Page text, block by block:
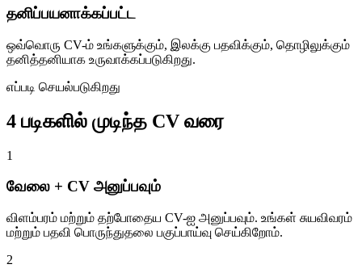
தனிப்பயனாக்கப்பட்ட
ஒவ்வொரு CV-ம் உங்களுக்கும், இலக்கு பதவிக்கும், தொழிலுக்கும்
தனித்தனியாக உருவாக்கப்படுகிறது.
எப்படி செயல்படுகிறது
4 படிகளில் முடிந்த CV வரை
1
வேலை + CV அனுப்பவும்
விளம்பரம் மற்றும் தற்போதைய CV-ஐ அனுப்பவும். உங்கள் சுயவிவரம்
மற்றும் பதவி பொருந்துதலை பகுப்பாய்வு செய்கிறோம்.
2